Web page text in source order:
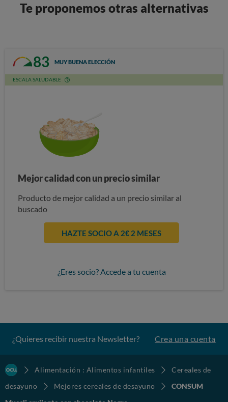
Te proponemos otras alternativas
83 MUY BUENA ELECCIÓN
ESCALA SALUDABLE
Mejor calidad con un precio similar
Producto de mejor calidad a un precio similar al
buscado
HAZTE SOCIO A 2€ 2 MESES
¿Eres socio? Accede a tu cuenta
¿Quieres recibir nuestra Newsletter? Crea una cuenta
Alimentación : Alimentos infantiles
Cereales de
desayuno
Mejores cereales de desayuno
CONSUM